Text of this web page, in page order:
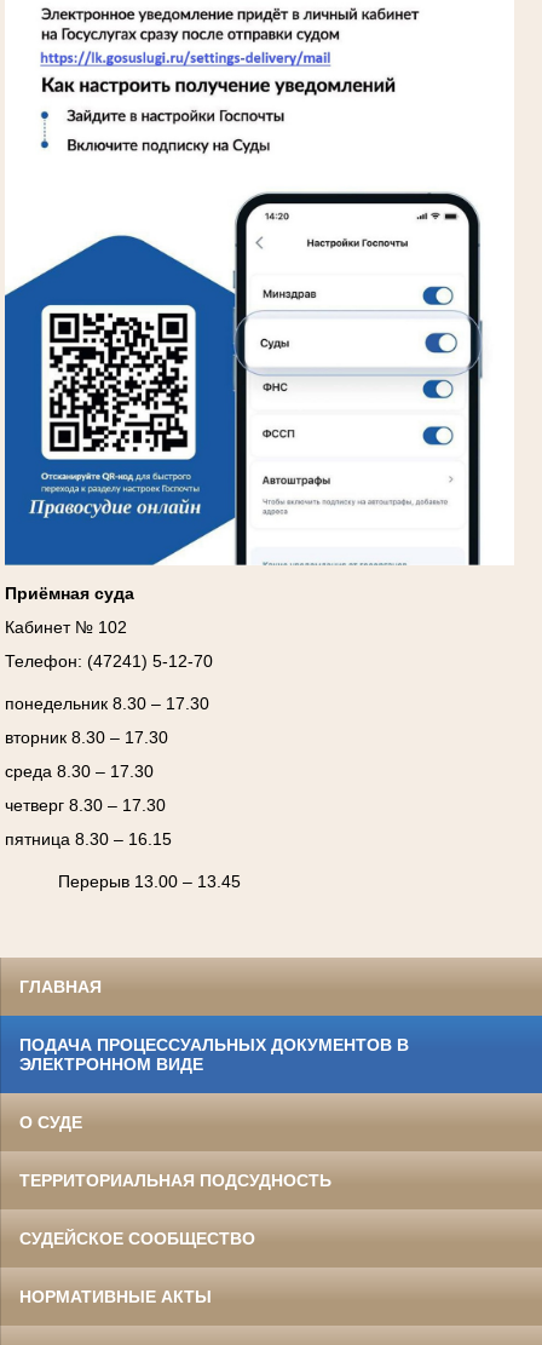
Приёмная суда
Кабинет № 102
Телефон: (47241) 5-12-70
понедельник 8.30 – 17.30
вторник 8.30 – 17.30
среда 8.30 – 17.30
четверг 8.30 – 17.30
пятница 8.30 – 16.15
Перерыв 13.00 – 13.45
ГЛАВНАЯ
ПОДАЧА ПРОЦЕССУАЛЬНЫХ ДОКУМЕНТОВ В
ЭЛЕКТРОННОМ ВИДЕ
О СУДЕ
ТЕРРИТОРИАЛЬНАЯ ПОДСУДНОСТЬ
СУДЕЙСКОЕ СООБЩЕСТВО
НОРМАТИВНЫЕ АКТЫ